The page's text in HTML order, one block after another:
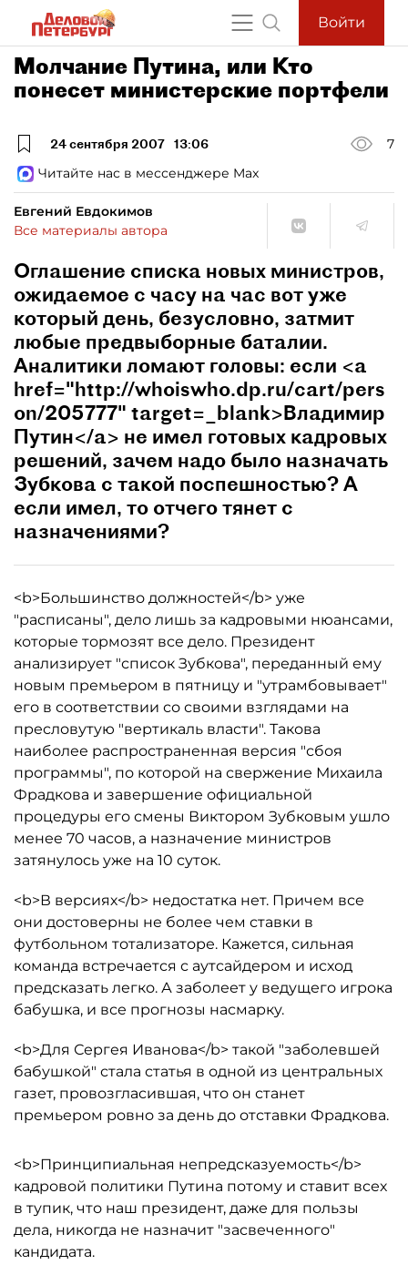
Войти
Молчание Путина, или Кто
понесет министерские портфели
24 сентября 2007 13:06
7
Читайте нас в мессенджере Max
Евгений Евдокимов
Все материалы автора
Оглашение списка новых министров,
ожидаемое с часу на час вот уже
который день, безусловно, затмит
любые предвыборные баталии.
Аналитики ломают головы: если <a
href="http://whoiswho.dp.ru/cart/pers
on/205777" target=_blank>Владимир
Путин</a> не имел готовых кадровых
решений, зачем надо было назначать
Зубкова с такой поспешностью? А
если имел, то отчего тянет с
назначениями?
<b>Большинство должностей</b> уже
"расписаны", дело лишь за кадровыми нюансами,
которые тормозят все дело. Президент
анализирует "список Зубкова", переданный ему
новым премьером в пятницу и "утрамбовывает"
его в соответствии со своими взглядами на
пресловутую "вертикаль власти". Такова
наиболее распространенная версия "сбоя
программы", по которой на свержение Михаила
Фрадкова и завершение официальной
процедуры его смены Виктором Зубковым ушло
менее 70 часов, а назначение министров
затянулось уже на 10 суток.
<b>В версиях</b> недостатка нет. Причем все
они достоверны не более чем ставки в
футбольном тотализаторе. Кажется, сильная
команда встречается с аутсайдером и исход
предсказать легко. А заболеет у ведущего игрока
бабушка, и все прогнозы насмарку.
<b>Для Сергея Иванова</b> такой "заболевшей
бабушкой" стала статья в одной из центральных
газет, провозгласившая, что он станет
премьером ровно за день до отставки Фрадкова.
<b>Принципиальная непредсказуемость</b>
кадровой политики Путина потому и ставит всех
в тупик, что наш президент, даже для пользы
дела, никогда не назначит "засвеченного"
кандидата.